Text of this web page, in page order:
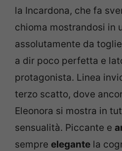
la Incardona, che fa
chioma mostrandosi in
assolutamente da
a dir poco perfetta e
protagonista. Linea
terzo scatto, dove
Eleonora si mostra in
sensualità. Piccante e
sempre elegante la